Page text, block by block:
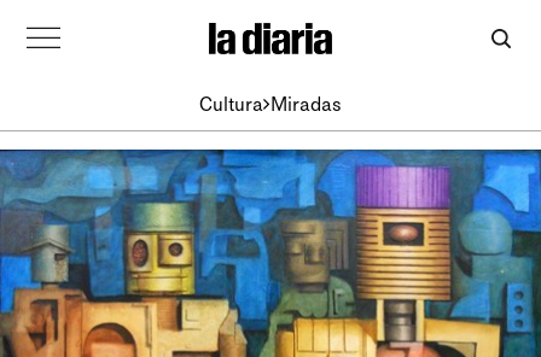
Cultura Miradas